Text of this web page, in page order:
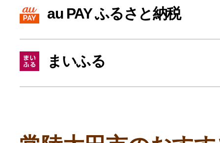
寄付上限額シミュレーション
au PAY ふるさと納税
まいふる